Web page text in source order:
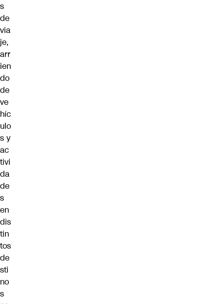
s
de
via
je,
arr
ien
do
de
ve
híc
ulo
s y
ac
tivi
da
de
s
en
dis
tin
tos
de
sti
no
s